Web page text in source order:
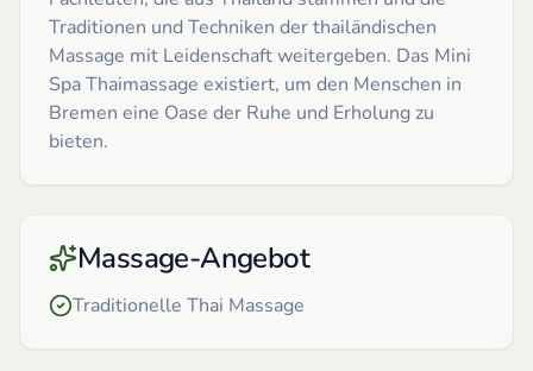
Traditionen und Techniken der thailändischen
Massage mit Leidenschaft weitergeben. Das Mini
Spa Thaimassage existiert, um den Menschen in
Bremen eine Oase der Ruhe und Erholung zu
bieten.
Massage-Angebot
Traditionelle Thai Massage